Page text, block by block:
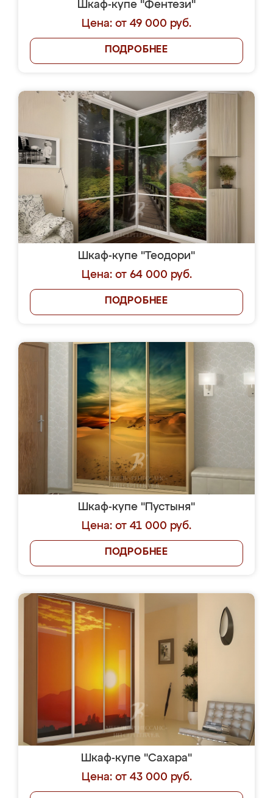
Шкаф-купе "Фентези"
Цена: от 49 000 руб.
ПОДРОБНЕЕ
Шкаф-купе "Теодори"
Цена: от 64 000 руб.
ПОДРОБНЕЕ
Шкаф-купе "Пустыня"
Цена: от 41 000 руб.
ПОДРОБНЕЕ
Шкаф-купе "Сахара"
Цена: от 43 000 руб.